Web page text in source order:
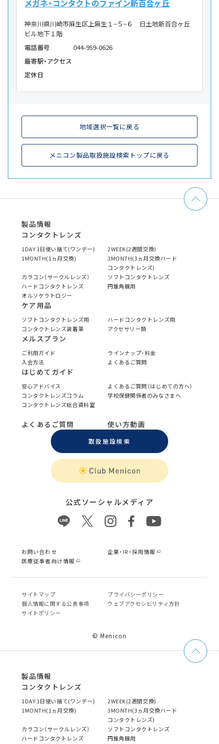
メガネ・コンタクトのファイン新百合ヶ丘
神奈川県川崎市麻生区上麻生１−５−６ 日土地新百合ヶ丘
ビル地下１階
電話番号
044-959-0626
最寄駅・アクセス
定休日
地域選択一覧に戻る
メニコン製品取扱施設検索トップに戻る
製品情報
コンタクトレンズ
1DAY 1日使い捨て(ワンデー)
2WEEK(2週間交換)
1MONTH(1ヵ月交換)
3MONTH(3ヵ月交換ハード
コンタクトレンズ)
カラコン（サークルレンズ）
ソフトコンタクトレンズ
ハードコンタクトレンズ
円錐角膜用
オルソケラトロジー
ケア用品
ソフトコンタクトレンズ用
ハードコンタクトレンズ用
コンタクトレンズ装着薬
アクセサリー類
メルスプラン
ご利用ガイド
ラインナップ・料金
入会方法
よくあるご質問
はじめてガイド
安心アドバイス
よくあるご質問（はじめての方へ）
コンタクトレンズコラム
学校保健関係者のみなさまへ
コンタクトレンズ総合資料室
よくあるご質問 使い方動画
取扱施設検索
公式ソーシャルメディア
お問い合わせ
企業・IR・採用情報
医療従事者向け情報
サイトマップ
プライバシーポリシー
個⼈情報に関する公表事項
ウェブアクセシビリティ方針
サイトポリシー
© Menicon
製品情報
コンタクトレンズ
1DAY 1日使い捨て(ワンデー)
2WEEK(2週間交換)
1MONTH(1ヵ月交換)
3MONTH(3ヵ月交換ハード
コンタクトレンズ)
カラコン（サークルレンズ）
ソフトコンタクトレンズ
ハードコンタクトレンズ
円錐角膜用